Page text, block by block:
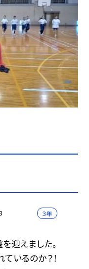
３年
迎えました。
いるのか？！